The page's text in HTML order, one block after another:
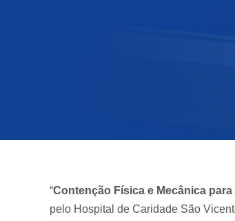
“Contenção Física e Mecânica
pelo Hospital de Caridade São